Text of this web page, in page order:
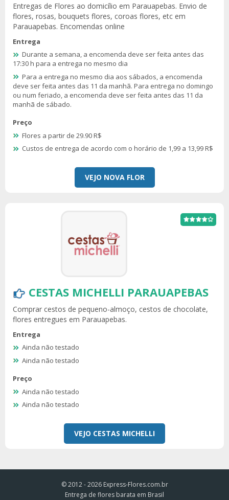
Entregas de Flores ao domicílio em Parauapebas. Envio de
flores, rosas, bouquets flores, coroas flores, etc em
Parauapebas. Encomendas online
Entrega
Durante a semana, a encomenda deve ser feita antes das
17:30 h para a entrega no mesmo dia
Para a entrega no mesmo dia aos sábados, a encomenda
deve ser feita antes das 11 da manhã. Para entrega no domingo
ou num feriado, a encomenda deve ser feita antes das 11 da
manhã de sábado.
Preço
Flores a partir de 29.90 R$
Custos de entrega de acordo com o horário de 1,99 a 13,99 R$
VEJO NOVA FLOR
CESTAS MICHELLI PARAUAPEBAS
Comprar cestos de pequeno-almoço, cestos de chocolate,
flores entregues em Parauapebas.
Entrega
Ainda não testado
Ainda não testado
Preço
Ainda não testado
Ainda não testado
VEJO CESTAS MICHELLI
© 2012 - 2026 Express-Flores.com.br
Entrega de flores barata em Brasil